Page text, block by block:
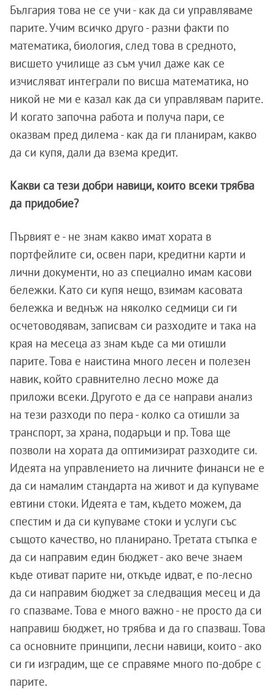
България това не се учи - как да си управляваме
парите. Учим всичко друго - разни факти по
математика, биология, след това в средното,
висшето училище аз съм учил даже как се
изчисляват интеграли по висша математика, но
никой не ми е казал как да си управлявам парите.
И когато започна работа и получа пари, се
оказвам пред дилема - как да ги планирам, какво
да си купя, дали да взема кредит.
Какви са тези добри навици, които всеки трябва
да придобие?
Първият е - не знам какво имат хората в
портфейлите си, освен пари, кредитни карти и
лични документи, но аз специално имам касови
бележки. Като си купя нещо, взимам касовата
бележка и веднъж на няколко седмици си ги
осчетоводявам, записвам си разходите и така на
края на месеца аз знам къде са ми отишли
парите. Това е наистина много лесен и полезен
навик, който сравнително лесно може да
приложи всеки. Другото е да се направи анализ
на тези разходи по пера - колко са отишли за
транспорт, за храна, подаръци и пр. Това ще
позволи на хората да оптимизират разходите си.
Идеята на управлението на личните финанси не е
да си намалим стандарта на живот и да купуваме
евтини стоки. Идеята е там, където можем, да
спестим и да си купуваме стоки и услуги със
същото качество, но планирано. Третата стъпка е
да си направим един бюджет - ако вече знаем
къде отиват парите ни, откъде идват, е по-лесно
да си направим бюджет за следващия месец и да
го спазваме. Това е много важно - не просто да си
направиш бюджет, но трябва и да го спазваш. Това
са основните принципи, лесни навици, които - ако
си ги изградим, ще се справяме много по-добре с
парите.